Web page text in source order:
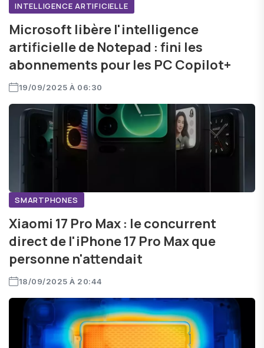
INTELLIGENCE ARTIFICIELLE
Microsoft libère l'intelligence
artificielle de Notepad : fini les
abonnements pour les PC Copilot+
19/09/2025 À 06:30
SMARTPHONES
Xiaomi 17 Pro Max : le concurrent
direct de l'iPhone 17 Pro Max que
personne n'attendait
18/09/2025 À 20:44